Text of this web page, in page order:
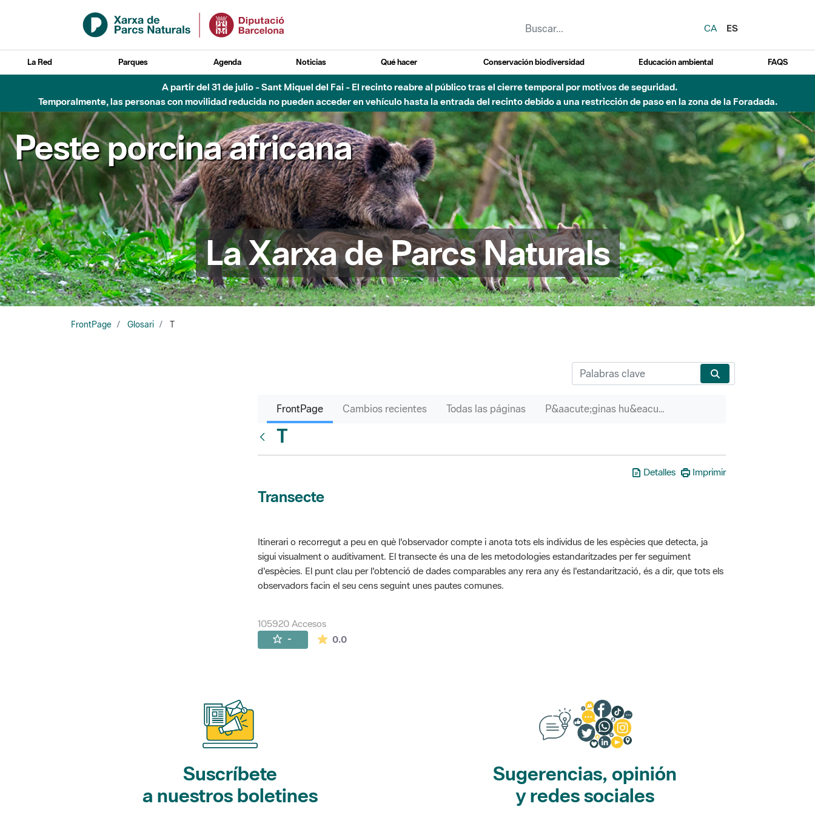
Saltar al contenido principal
CA
ES
La Red Parques Agenda Noticias Qué hacer Conservación biodiversidad Educación ambiental FAQS
A partir del 31 de julio - Sant Miquel del Fai - El recinto reabre al público tras el cierre temporal por motivos de seguridad.
Temporalmente, las personas con movilidad reducida no pueden acceder en vehículo hasta la entrada del recinto debido a una restricción de paso en la zona de la Foradada.
Peste porcina africana
La Xarxa de Parcs Naturals
FrontPage Glosari T
FrontPage Cambios recientes Todas las páginas P&aacute;ginas hu&eacute;rfanas
T
Detalles Imprimir
Transecte
Itinerari o recorregut a peu en què l'observador compte i anota tots els individus de les espècies que detecta, ja
sigui visualment o auditivament. El transecte és una de les metodologies estandaritzades per fer seguiment
d'espècies. El punt clau per l'obtenció de dades comparables any rera any és l'estandarització, és a dir, que tots els
observadors facin el seu cens seguint unes pautes comunes.
105920 Accesos
- 0.0La valoración media es de 0 estrellas de 5.
Suscríbete
a nuestros boletines
Sugerencias, opinión
y redes sociales